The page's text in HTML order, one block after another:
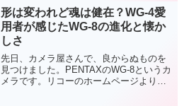
り。しかも、Z7・Z6に関してはその後
Z7Ⅱ、Z6Ⅱの...
形は変われど魂は健在？WG-4愛
用者が感じたWG-8の進化と懐か
しさ
先日、カメラ屋さんで、良からぬものを
見つけました。PENTAXのWG-8というカ
メラです。リコーのホームページより引